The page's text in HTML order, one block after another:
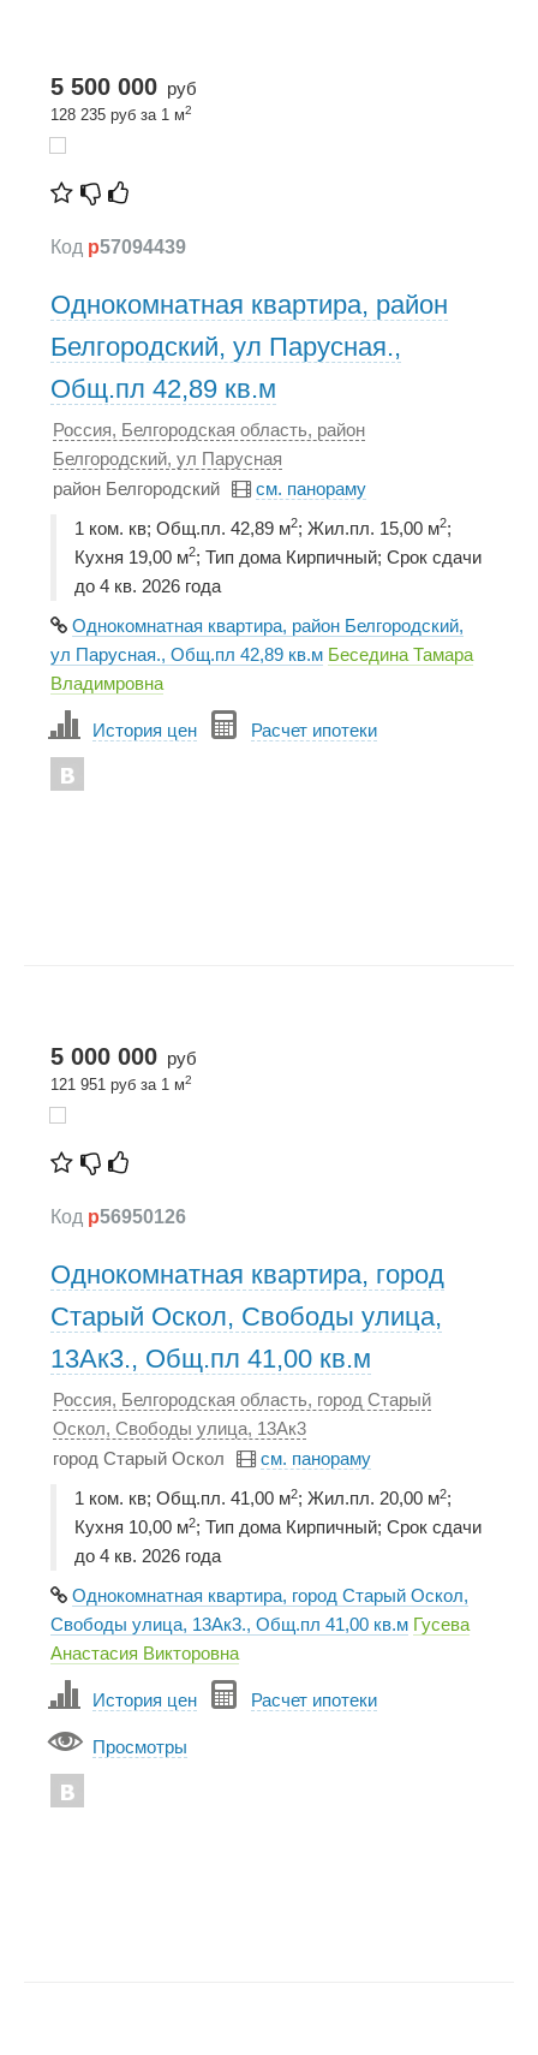
5 500 000 руб
128 235 руб за 1 м2
Код p57094439
Однокомнатная квартира, район
Белгородский, ул Парусная.,
Общ.пл 42,89 кв.м
Россия, Белгородская область, район
Белгородский, ул Парусная
район Белгородский
см. панораму
1 ком. кв; Общ.пл. 42,89 м2; Жил.пл. 15,00 м2;
Кухня 19,00 м2; Тип дома Кирпичный; Срок сдачи
до 4 кв. 2026 года
Однокомнатная квартира, район Белгородский,
ул Парусная., Общ.пл 42,89 кв.м Беседина Тамара
Владимровна
История цен Расчет ипотеки
5 000 000 руб
121 951 руб за 1 м2
Код p56950126
Однокомнатная квартира, город
Старый Оскол, Свободы улица,
13Ак3., Общ.пл 41,00 кв.м
Россия, Белгородская область, город Старый
Оскол, Свободы улица, 13Ак3
город Старый Оскол
см. панораму
1 ком. кв; Общ.пл. 41,00 м2; Жил.пл. 20,00 м2;
Кухня 10,00 м2; Тип дома Кирпичный; Срок сдачи
до 4 кв. 2026 года
Однокомнатная квартира, город Старый Оскол,
Свободы улица, 13Ак3., Общ.пл 41,00 кв.м Гусева
Анастасия Викторовна
История цен Расчет ипотеки
Просмотры